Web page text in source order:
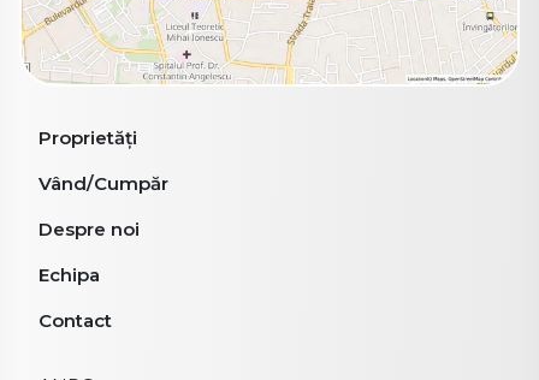
Proprietăți
Vând/Cumpăr
Despre noi
Echipa
Contact